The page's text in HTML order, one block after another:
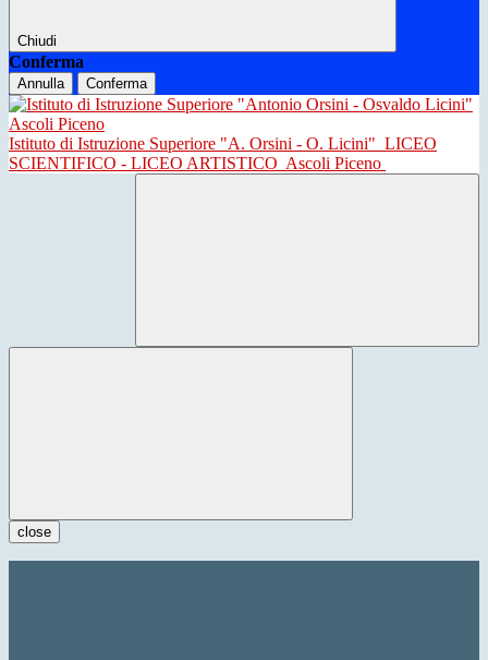
Chiudi
Conferma
Annulla Conferma
Istituto di Istruzione Superiore "A. Orsini - O. Licini" LICEO
SCIENTIFICO - LICEO ARTISTICO Ascoli Piceno
close